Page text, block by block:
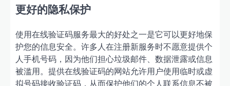
更好的隐私保护
使用在线验证码服务最大的好处之一是它可以更好地保
护您的信息安全。许多人在注册新服务时不愿意提供个
人手机号码，因为他们担心垃圾邮件、数据泄露或信息
被滥用。提供在线验证码的网站允许用户使用临时或虚
拟号码接收验证码，从而保护他们的个人联系信息不被